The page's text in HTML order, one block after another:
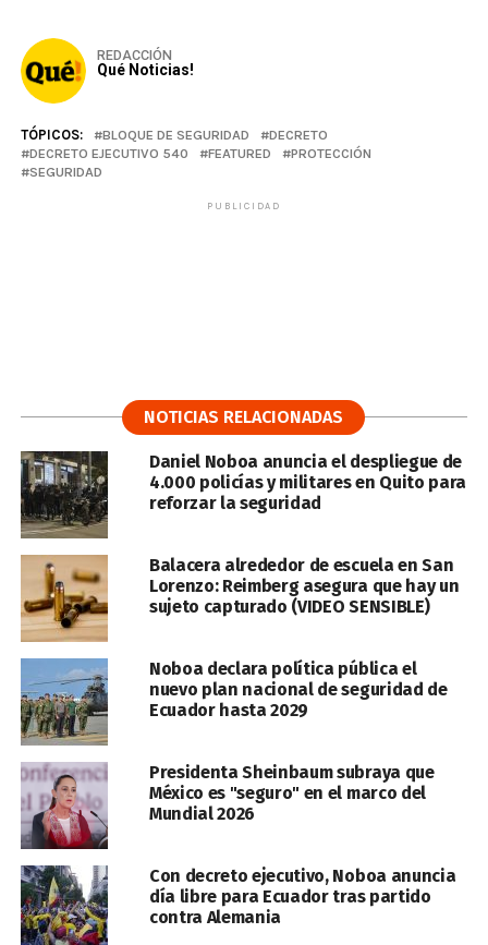
REDACCIÓN
Qué Noticias!
TÓPICOS: BLOQUE DE SEGURIDAD
DECRETO
DECRETO EJECUTIVO 540
FEATURED
PROTECCIÓN
SEGURIDAD
PUBLICIDAD
NOTICIAS RELACIONADAS
Daniel Noboa anuncia el despliegue de
4.000 policías y militares en Quito para
reforzar la seguridad
Balacera alrededor de escuela en San
Lorenzo: Reimberg asegura que hay un
sujeto capturado (VIDEO SENSIBLE)
Noboa declara política pública el
nuevo plan nacional de seguridad de
Ecuador hasta 2029
Presidenta Sheinbaum subraya que
México es "seguro" en el marco del
Mundial 2026
Con decreto ejecutivo, Noboa anuncia
día libre para Ecuador tras partido
contra Alemania